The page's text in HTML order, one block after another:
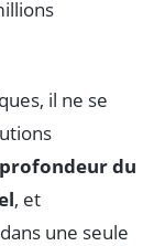
il ne se
du
, et
une seule